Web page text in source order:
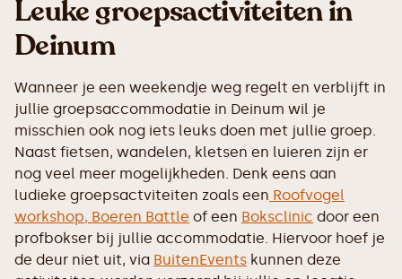
Leuke groepsactiviteiten in
Deinum
Wanneer je een weekendje weg regelt en verblijft in
jullie groepsaccommodatie in Deinum wil je
misschien ook nog iets leuks doen met jullie groep.
Naast fietsen, wandelen, kletsen en luieren zijn er
nog veel meer mogelijkheden. Denk eens aan
ludieke groepsactviteiten zoals een Roofvogel
workshop, Boeren Battle of een Boksclinic door een
profbokser bij jullie accommodatie. Hiervoor hoef je
de deur niet uit, via BuitenEvents kunnen deze